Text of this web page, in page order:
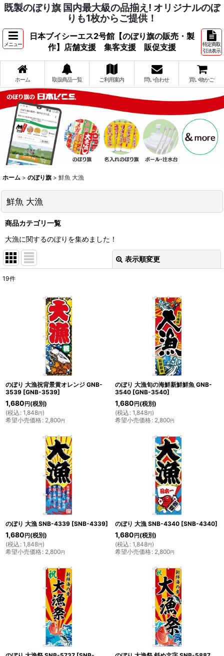
既製のぼり旗 国内最大級の品揃え! オリジナルのぼ
りも1枚からご提供！
メニュー
日本ブイシーエス2号館【のぼり旗の販売・製
作】店舗支援 集客支援 販促支援
特定商取
引法表示
ホーム 取扱商品一覧 ご利用案内 問い合わせ 買い物かご
ホーム > のぼり旗 > 鮮魚 大漁
鮮魚 大漁
商品カテゴリ一覧
大漁に関するのぼりを集めました！
表示順変更
19件
のぼり 大漁祝背景黄オレンジ GNB-
3539 [GNB-3539]
1,680 円 (税別)
(税込 : 1,848円)
希望小売価格: 2,800円
のぼり 大漁旬の海鮮新鮮鮮魚 GNB-
3540 [GNB-3540]
1,680 円 (税別)
(税込 : 1,848円)
希望小売価格: 2,800円
のぼり 大漁 SNB-4339 [SNB-4339]
1,680 円 (税別)
(税込 : 1,848円)
希望小売価格: 2,800円
のぼり 大漁 SNB-4340 [SNB-4340]
1,680 円 (税別)
(税込 : 1,848円)
希望小売価格: 2,800円